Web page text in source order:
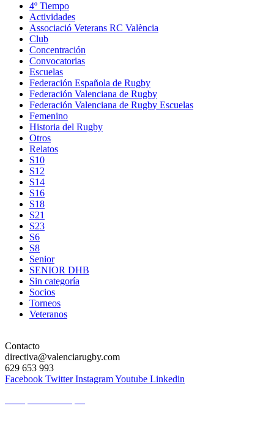
4º Tiempo
Actividades
Associació Veterans RC València
Club
Concentración
Convocatorias
Escuelas
Federación Española de Rugby
Federación Valenciana de Rugby
Federación Valenciana de Rugby Escuelas
Femenino
Historia del Rugby
Otros
Relatos
S10
S12
S14
S16
S18
S21
S23
S6
S8
Senior
SENIOR DHB
Sin categoría
Socios
Torneos
Veteranos
Contacto
directiva@valenciarugby.com
629 653 993
Facebook Twitter InstagramYoutube Linkedin